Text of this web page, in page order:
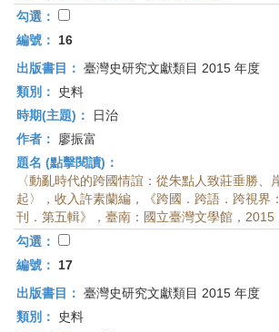
勾選：
編號：
16
出版書目： 臺灣史研究文獻類目 2015 年度
類別：
史料
時期(主題)：
日治
作者：
廖振富
題名 (點擊閱讀)：
〈動亂時代的跨國情誼：從朱點人致莊垂勝、
起〉，收入許素蘭編，《跨國．跨語．跨視界
刊．第五輯》，臺南：國立臺灣文學館，2015
勾選：
編號：
17
出版書目： 臺灣史研究文獻類目 2015 年度
類別：
史料